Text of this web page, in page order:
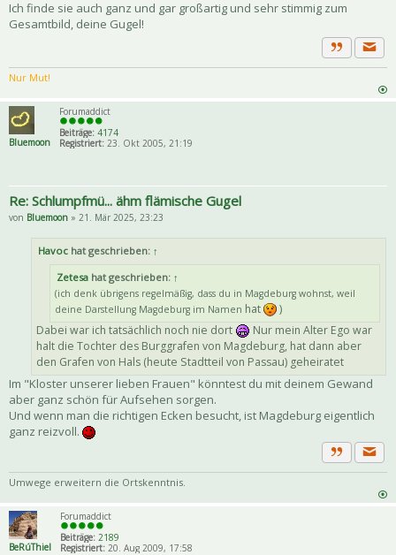
Ich finde sie auch ganz und gar großartig und sehr stimmig zum
Gesamtbild, deine Gugel!
Zitat
Nur Mut!
Bluemoon
Forumaddict
Beiträge: 4174
Registriert: 23. Okt 2005, 21:19
Re: Schlumpfmü... ähm flämische Gugel
von Bluemoon » 21. Mär 2025, 23:23
Havoc hat geschrieben: ↑
Zetesa hat geschrieben: ↑
(ich denk übrigens regelmäßig, dass du in Magdeburg wohnst, weil
deine Darstellung Magdeburg im Namen hat
)
Dabei war ich tatsächlich noch nie dort
Nur mein Alter Ego war
halt die Tochter des Burggrafen von Magdeburg, hat dann aber
den Grafen von Hals (heute Stadtteil von Passau) geheiratet
Im "Kloster unserer lieben Frauen" könntest du mit deinem Gewand
aber ganz schön für Aufsehen sorgen.
Und wenn man die richtigen Ecken besucht, ist Magdeburg eigentlich
ganz reizvoll.
Zitat
Umwege erweitern die Ortskenntnis.
BeRúThiel
Forumaddict
Beiträge: 2189
Registriert: 20. Aug 2009, 17:58